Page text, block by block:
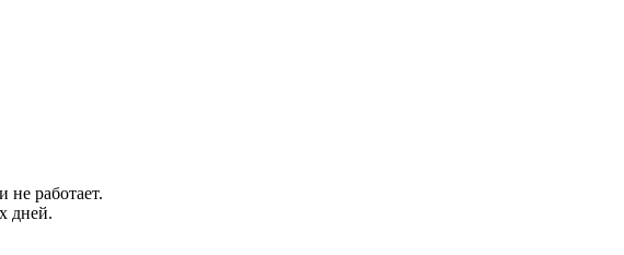
в выходные дни не работает.
заказов в течении 1-3 рабочих дней.